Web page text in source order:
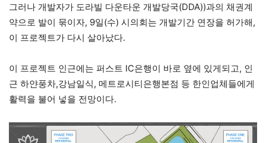
그러나 개발자가 도라빌 다운타운 개발당국(DDA))과의 채권계
약으로 발이 묶이자, 9일(수) 시의회는 개발기간 연장을 허가해,
이 프로젝트가 다시 살아났다.
이 프로젝트 인근에는 퍼스트 IC은행이 바로 옆에 있게되고, 인
근 하얀풍차,강남일식, 메트로시티은행본점 등 한인업체들에게
활력을 불어 넣을 전망이다.